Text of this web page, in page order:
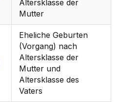
Altersklasse der
Mutter
Eheliche Geburten
(Vorgang) nach
Altersklasse der
Mutter und
Altersklasse des
Vaters